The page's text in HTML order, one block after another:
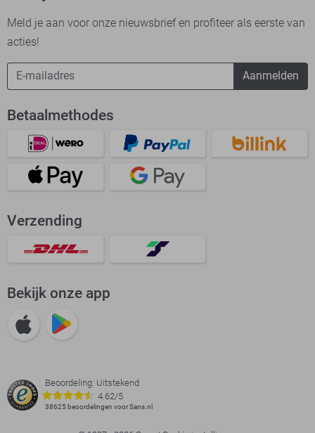
Meld je aan voor onze nieuwsbrief en profiteer als eerste van
acties!
Aanmelden
Betaalmethodes
Verzending
Bekijk onze app
Beoordeling: Uitstekend
4.62/5
38625 beoordelingen voor Sans.nl